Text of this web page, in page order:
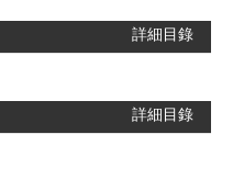
詳細目錄
詳細目錄